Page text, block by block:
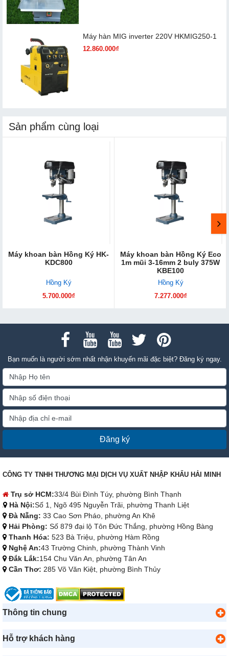
Máy hàn MIG inverter 220V HKMIG250-1
12.860.000₫
Sản phẩm cùng loại
Máy khoan bàn Hồng Ký HK-
KDC800
Hồng Ký
5.700.000₫
Máy khoan bàn Hồng Ký Eco
1m mũi 3-16mm 2 buly 375W
KBE100
Hồng Ký
7.277.000₫
Bạn muốn là người sớm nhất nhận khuyến mãi đặc biệt? Đăng ký ngay.
Đăng ký
CÔNG TY TNHH THƯƠNG MẠI DỊCH VỤ XUẤT NHẬP KHẨU HẢI MINH
Trụ sở HCM:33/4 Bùi Đình Túy, phường Bình Thạnh
Hà Nội:Số 1, Ngõ 495 Nguyễn Trãi, phường Thanh Liệt
Đà Nẵng: 33 Cao Sơn Pháo, phường An Khê
Hải Phòng: Số 879 đại lộ Tôn Đức Thắng, phường Hồng Bàng
Thanh Hóa: 523 Bà Triệu, phường Hàm Rồng
Nghệ An:43 Trường Chinh, phường Thành Vinh
Đắk Lắk:154 Chu Văn An, phường Tân An
Cần Thơ: 285 Võ Văn Kiệt, phường Bình Thủy
Thông tin chung
Hỗ trợ khách hàng